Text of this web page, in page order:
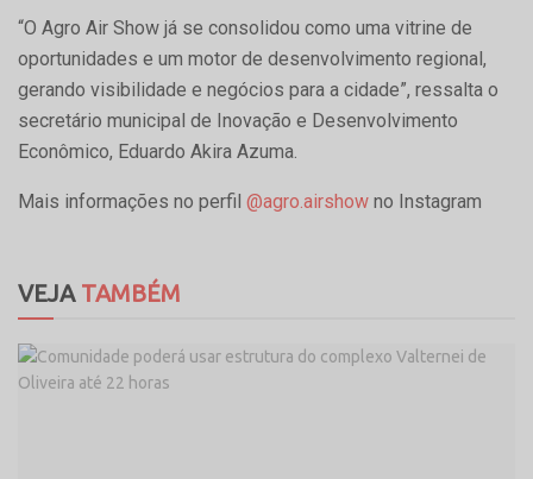
“O Agro Air Show já se consolidou como uma vitrine de
oportunidades e um motor de desenvolvimento regional,
gerando visibilidade e negócios para a cidade”, ressalta o
secretário municipal de Inovação e Desenvolvimento
Econômico, Eduardo Akira Azuma.
Mais informações no perfil @agro.airshow no Instagram
VEJATAMBÉM